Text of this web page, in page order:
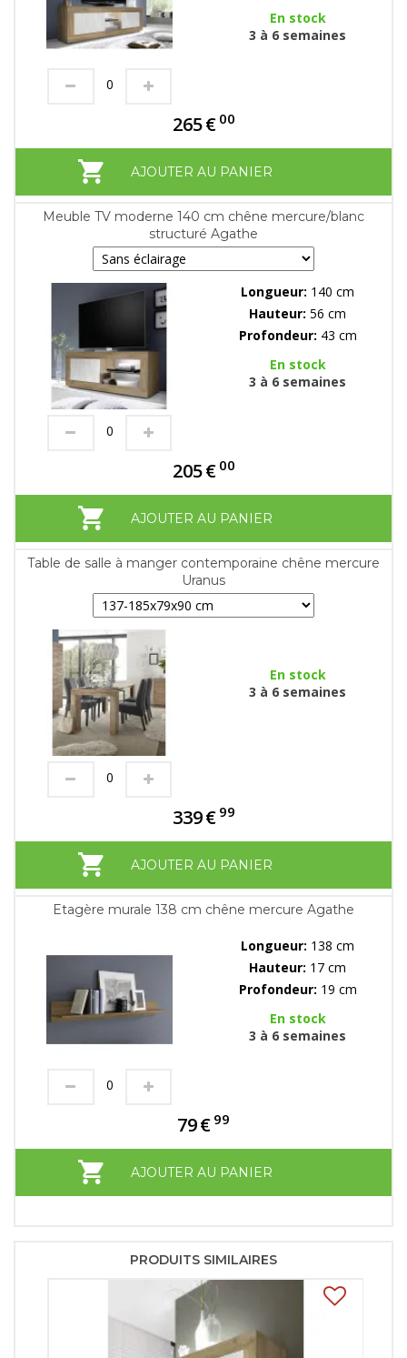
En stock
3 à 6 semaines
265€ 00
AJOUTER AU PANIER
Meuble TV moderne 140 cm chêne mercure/blanc
structuré Agathe
Longueur: 140 cm
Hauteur: 56 cm
Profondeur: 43 cm
En stock
3 à 6 semaines
205€ 00
AJOUTER AU PANIER
Table de salle à manger contemporaine chêne mercure
Uranus
En stock
3 à 6 semaines
339€ 99
AJOUTER AU PANIER
Etagère murale 138 cm chêne mercure Agathe
Longueur: 138 cm
Hauteur: 17 cm
Profondeur: 19 cm
En stock
3 à 6 semaines
79€ 99
AJOUTER AU PANIER
PRODUITS SIMILAIRES